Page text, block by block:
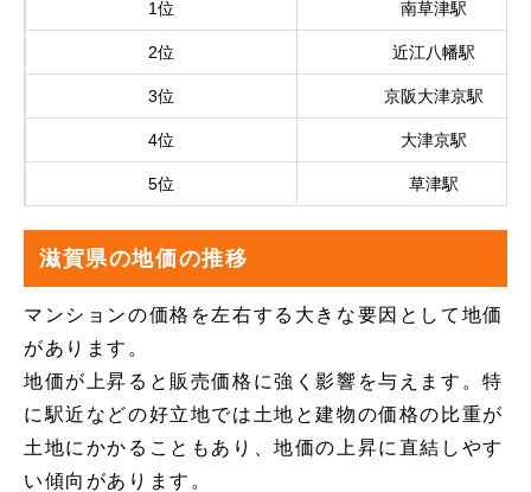
1位 南草津駅
2位 近江八幡駅
3位 京阪大津京駅
4位 大津京駅
5位 草津駅
滋賀県の地価の推移
マンションの価格を左右する大きな要因として地価
があります。
地価が上昇ると販売価格に強く影響を与えます。特
に駅近などの好立地では土地と建物の価格の比重が
土地にかかることもあり、地価の上昇に直結しやす
い傾向があります。